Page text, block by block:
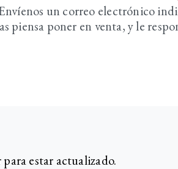
un correo electrónico
piensa poner en venta, y le
estar actualizado.